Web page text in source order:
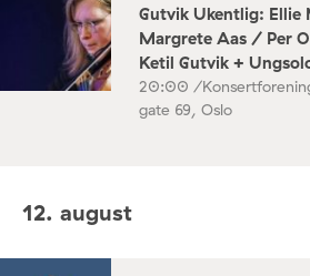
Gutvik Ukentlig: Ellie
Margrete Aas / Per
Ketil Gutvik +
20:00 /
gate 69, Oslo
12. august